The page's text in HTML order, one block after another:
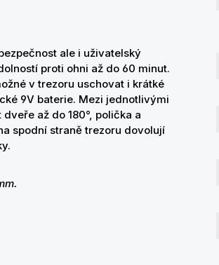
ale i uživatelský
proti ohni až do 60 minut.
v trezoru uschovat i krátké
9V baterie. Mezi jednotlivými
až do 180°, polička a
spodní straně trezoru dovolují